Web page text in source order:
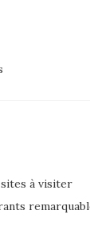
à visiter